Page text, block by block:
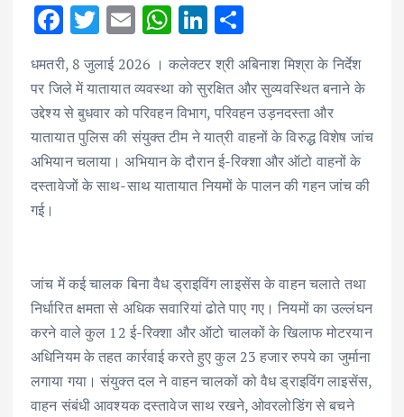
F
ac
e
b
o
o
k
T
w
it
te
r
E
ai
l
W
h
at
s
A
p
p
Li
k
e
dI
n
h
ar
e
धमतरी, 8 जुलाई 2026 । कलेक्टर श्री अबिनाश मिश्रा के निर्देश
पर जिले में यातायात व्यवस्था को सुरक्षित और सुव्यवस्थित बनाने के
उद्देश्य से बुधवार को परिवहन विभाग, परिवहन उड़नदस्ता और
यातायात पुलिस की संयुक्त टीम ने यात्री वाहनों के विरुद्ध विशेष जांच
अभियान चलाया। अभियान के दौरान ई-रिक्शा और ऑटो वाहनों के
दस्तावेजों के साथ-साथ यातायात नियमों के पालन की गहन जांच की
गई।
जांच में कई चालक बिना वैध ड्राइविंग लाइसेंस के वाहन चलाते तथा
निर्धारित क्षमता से अधिक सवारियां ढोते पाए गए। नियमों का उल्लंघन
करने वाले कुल 12 ई-रिक्शा और ऑटो चालकों के खिलाफ मोटरयान
अधिनियम के तहत कार्रवाई करते हुए कुल 23 हजार रुपये का जुर्माना
लगाया गया। संयुक्त दल ने वाहन चालकों को वैध ड्राइविंग लाइसेंस,
वाहन संबंधी आवश्यक दस्तावेज साथ रखने, ओवरलोडिंग से बचने